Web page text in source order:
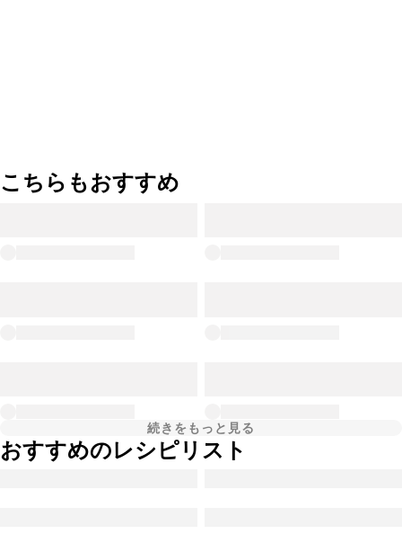
こちらもおすすめ
続きをもっと見る
おすすめのレシピリスト